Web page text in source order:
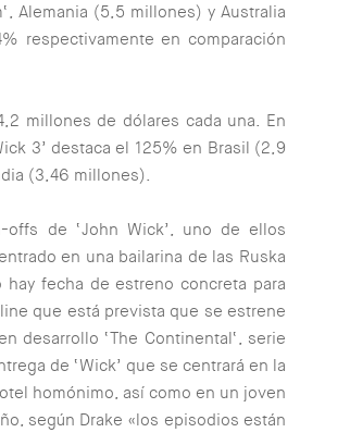
‘, Alemania (5,5 millones) y Australia
respectivamente en comparación
millones de dólares cada una. En
3’ destaca el 125% en Brasil (2,9
(3,46 millones).
de ‘John Wick’, uno de ellos
en una bailarina de las Ruska
fecha de estreno concreta para
que está prevista que se estrene
desarrollo ‘The Continental‘, serie
de ‘Wick’ que se centrará en la
homónimo, así como en un joven
según Drake «los episodios están